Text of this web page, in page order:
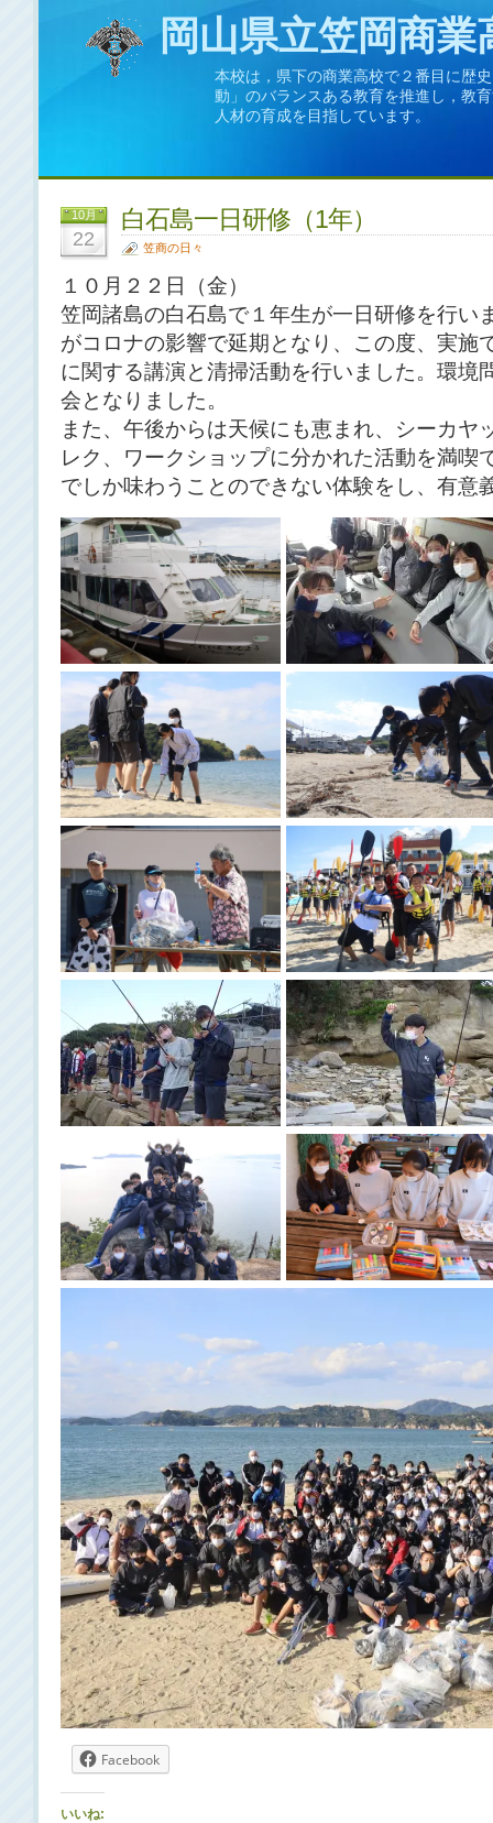
岡山県立笠岡商業
本校は，県下の商業高校で２番目に歴
動」のバランスある教育を推進し，教
人材の育成を目指しています。
10月
22
白石島一日研修（1年）
笠商の日々
１０月２２日（金）
笠岡諸島の白石島で１年生が一日研修を行い
がコロナの影響で延期となり、この度、実施
に関する講演と清掃活動を行いました。環境
会となりました。
また、午後からは天候にも恵まれ、シーカヤ
レク、ワークショップに分かれた活動を満喫
でしか味わうことのできない体験をし、有意
Facebook
いいね: